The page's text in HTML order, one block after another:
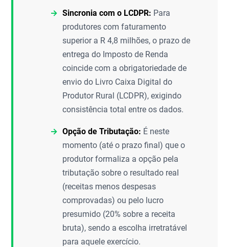
Sincronia com o LCDPR: Para
produtores com faturamento
superior a R 4,8 milhões, o prazo de
entrega do Imposto de Renda
coincide com a obrigatoriedade de
envio do Livro Caixa Digital do
Produtor Rural (LCDPR), exigindo
consistência total entre os dados.
Opção de Tributação: É neste
momento (até o prazo final) que o
produtor formaliza a opção pela
tributação sobre o resultado real
(receitas menos despesas
comprovadas) ou pelo lucro
presumido (20% sobre a receita
bruta), sendo a escolha irretratável
para aquele exercício.